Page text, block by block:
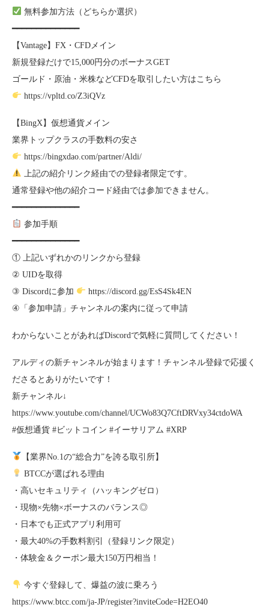
無料参加方法（どちらか選択）
━━━━━━━━━━━━━━
【Vantage】FX・CFDメイン
新規登録だけで15,000円分のボーナスGET
ゴールド・原油・米株などCFDを取引したい方はこちら
https://vpltd.co/Z3iQVz
【BingX】仮想通貨メイン
業界トップクラスの手数料の安さ
https://bingxdao.com/partner/Aldi/
上記の紹介リンク経由での登録者限定です。
通常登録や他の紹介コード経由では参加できません。
━━━━━━━━━━━━━━
参加手順
━━━━━━━━━━━━━━
① 上記いずれかのリンクから登録
② UIDを取得
③ Discordに参加
https://discord.gg/EsS4Sk4EN
④「参加申請」チャンネルの案内に従って申請
わからないことがあればDiscordで気軽に質問してください！
アルディの新チャンネルが始まります！チャンネル登録で応援く
ださるとありがたいです！
新チャンネル↓
https://www.youtube.com/channel/UCWo83Q7CftDRVxy34ctdoWA
#仮想通貨 #ビットコイン #イーサリアム #XRP
【業界No.1の“総合力”を誇る取引所】
BTCCが選ばれる理由
・高いセキュリティ（ハッキングゼロ）
・現物×先物×ボーナスのバランス◎
・日本でも正式アプリ利用可
・最大40%の手数料割引（登録リンク限定）
・体験金＆クーポン最大150万円相当！
今すぐ登録して、爆益の波に乗ろう
https://www.btcc.com/ja-JP/register?inviteCode=H2EO40